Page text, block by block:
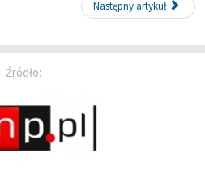
Następny artykuł
Źródło: